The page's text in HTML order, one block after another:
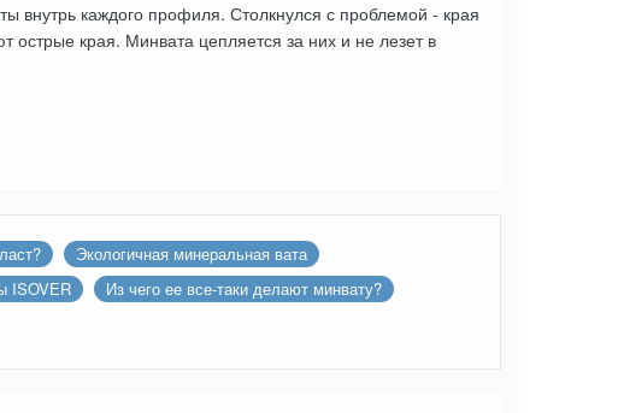
каждого профиля. Столкнулся с проблемой - края
края. Минвата цепляется за них и не лезет в
Экологичная минеральная вата
ISOVER
Из чего ее все-таки делают минвату?